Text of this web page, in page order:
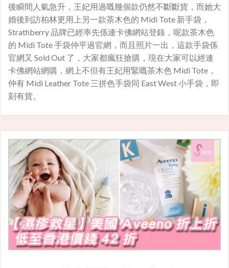
後瞬間人氣急升，王妃用過嘅幾個款仍然不斷斷貨，而她大
婚後到訪柏林更用上另一款茶木色的 Midi Tote 新手袋，
Strathberry 品牌已經率先係連卡佛網站登錄，呢款茶木色
的 Midi Tote 手袋仲平過官網，而且照片一出，這款手袋係
官網又 Sold Out 了，大家都瘋狂搶購，現在大家可以經連
卡佛網站網購，網上不但有王妃用緊嘅茶木色 Midi Tote，
仲有 Midi Leather Tote 三拼色手袋同 East West 小手袋，即
刻有貨。